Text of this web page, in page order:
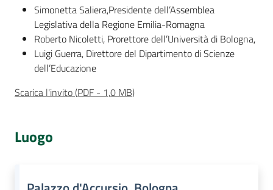
Assemblea
Attività
Simonetta Saliera,Presidente dell’Assemblea
Legislativa della Regione Emilia-Romagna
Roberto Nicoletti, Prorettore dell’Università di Bologna,
Luigi Guerra, Direttore del Dipartimento di Scienze
dell’Educazione
Scarica l'invito(PDF - 1,0 MB)
Luogo